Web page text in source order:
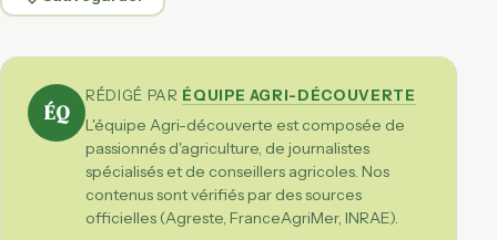
ÉQ
RÉDIGÉ PAR ÉQUIPE AGRI-DÉCOUVERTE
L'équipe Agri-découverte est composée de
passionnés d'agriculture, de journalistes
spécialisés et de conseillers agricoles. Nos
contenus sont vérifiés par des sources
officielles (Agreste, FranceAgriMer, INRAE).